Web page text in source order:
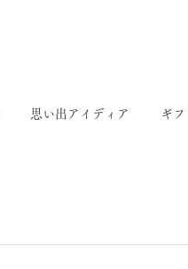
思い出アイディア ギ